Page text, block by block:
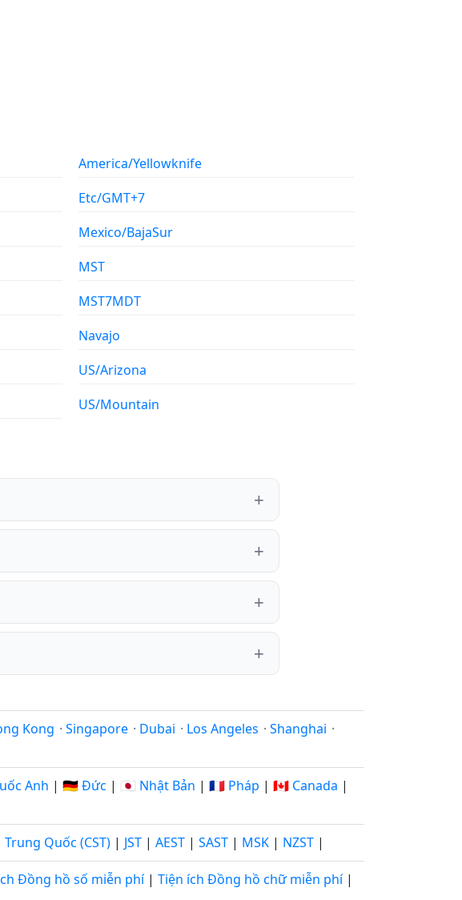
America/Yellowknife
Etc/GMT+7
Mexico/BajaSur
MST
MST7MDT
Navajo
US/Arizona
US/Mountain
Kong · Singapore · Dubai · Los Angeles · Shanghai ·
Anh | 🇩🇪 Đức | 🇯🇵 Nhật Bản | 🇫🇷 Pháp | 🇨🇦 Canada |
Trung Quốc (CST) | JST | AEST | SAST | MSK | NZST |
Đồng hồ số miễn phí| Tiện ích Đồng hồ chữ miễn phí|